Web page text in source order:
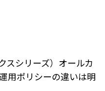
スシリーズ）オールカ
用ポリシーの違いは明